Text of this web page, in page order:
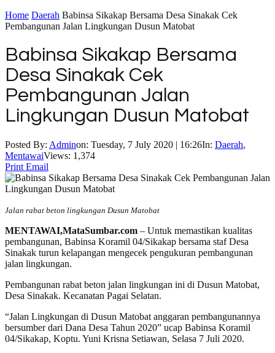
Home Daerah Babinsa Sikakap Bersama Desa Sinakak Cek
Pembangunan Jalan Lingkungan Dusun Matobat
Babinsa Sikakap Bersama
Desa Sinakak Cek
Pembangunan Jalan
Lingkungan Dusun Matobat
Posted By: Adminon: Tuesday, 7 July 2020 | 16:26In: Daerah,
MentawaiViews: 1,374
Print Email
Jalan rabat beton lingkungan Dusun Matobat
MENTAWAI,MataSumbar.com – Untuk memastikan kualitas
pembangunan, Babinsa Koramil 04/Sikakap bersama staf Desa
Sinakak turun kelapangan mengecek pengukuran pembangunan
jalan lingkungan.
Pembangunan rabat beton jalan lingkungan ini di Dusun Matobat,
Desa Sinakak. Kecanatan Pagai Selatan.
“Jalan Lingkungan di Dusun Matobat anggaran pembangunannya
bersumber dari Dana Desa Tahun 2020” ucap Babinsa Koramil
04/Sikakap, Koptu. Yuni Krisna Setiawan, Selasa 7 Juli 2020.